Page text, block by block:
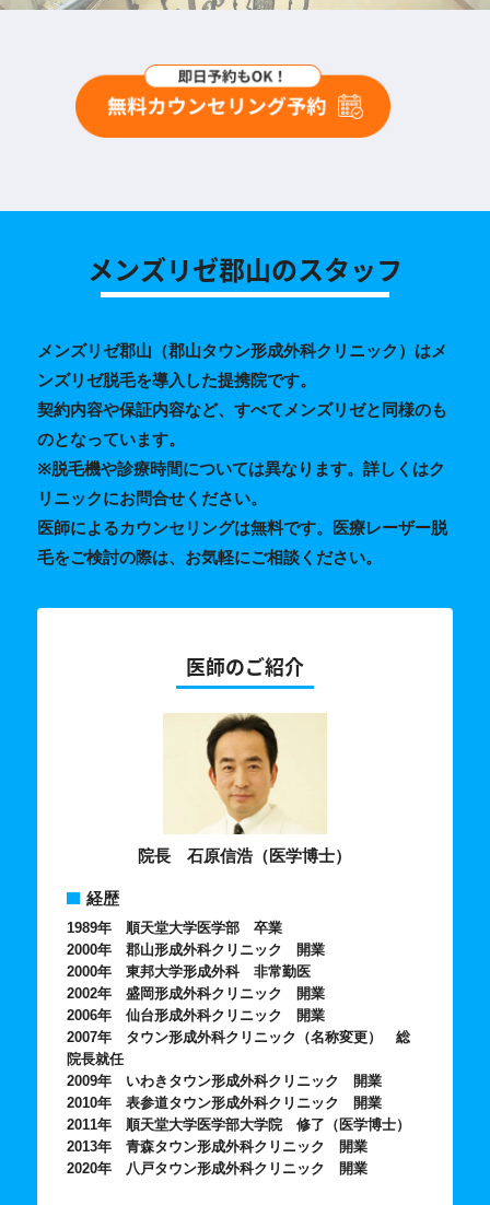
メンズリゼ郡山のスタッフ
メンズリゼ郡山（郡山タウン形成外科クリニック）はメ
ンズリゼ脱毛を導入した提携院です。
契約内容や保証内容など、すべてメンズリゼと同様のも
のとなっています。
※脱毛機や診療時間については異なります。詳しくはク
リニックにお問合せください。
医師によるカウンセリングは無料です。医療レーザー脱
毛をご検討の際は、お気軽にご相談ください。
医師のご紹介
院長 石原信浩（医学博士）
経歴
1989年 順天堂大学医学部 卒業
2000年 郡山形成外科クリニック 開業
2000年 東邦大学形成外科 非常勤医
2002年 盛岡形成外科クリニック 開業
2006年 仙台形成外科クリニック 開業
2007年 タウン形成外科クリニック（名称変更） 総
院長就任
2009年 いわきタウン形成外科クリニック 開業
2010年 表参道タウン形成外科クリニック 開業
2011年 順天堂大学医学部大学院 修了（医学博士）
2013年 青森タウン形成外科クリニック 開業
2020年 八戸タウン形成外科クリニック 開業